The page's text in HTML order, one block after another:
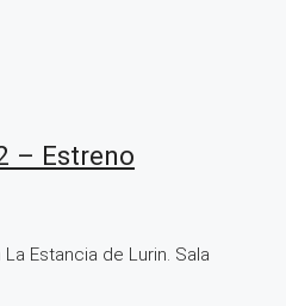
– Estreno
Estancia de Lurin. Sala